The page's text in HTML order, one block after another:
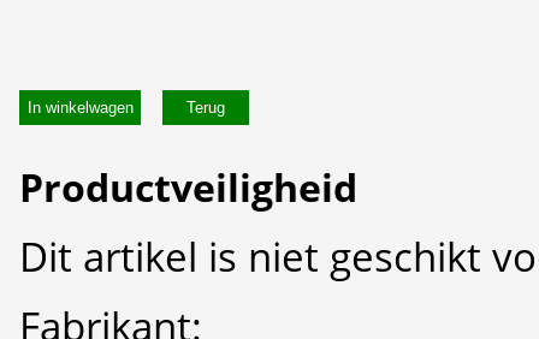
In winkelwagen
Productveiligheid
Dit artikel is niet geschikt
Fabrikant: